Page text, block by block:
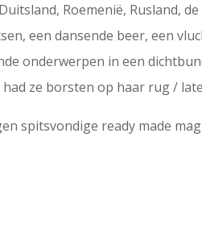
Roemenië, Rusland,
een dansende beer, een
onderwerpen in een
had ze borsten op haar rug /
spitsvondige ready made